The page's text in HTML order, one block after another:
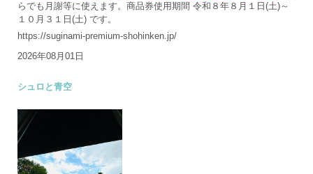
らでも月謝等に使えます。商品券使用期間 令和８年８月１日(土)～
１０月３１日(土) です。
https://suginami-premium-shohinken.jp/
2026年08月01日
シュロと青空